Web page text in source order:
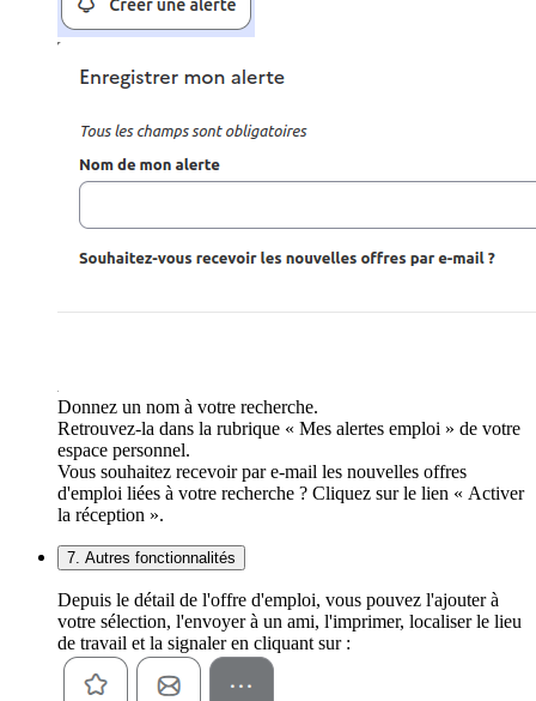
Donnez un nom à votre recherche.
Retrouvez-la dans la rubrique « Mes alertes emploi » de votre
espace personnel.
Vous souhaitez recevoir par e-mail les nouvelles offres
d'emploi liées à votre recherche ? Cliquez sur le lien « Activer
la réception ».
7. Autres fonctionnalités
Depuis le détail de l'offre d'emploi, vous pouvez l'ajouter à
votre sélection, l'envoyer à un ami, l'imprimer, localiser le lieu
de travail et la signaler en cliquant sur :